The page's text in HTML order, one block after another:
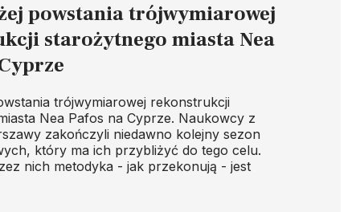
powstania trójwymiarowej
starożytnego miasta Nea
trójwymiarowej rekonstrukcji
Nea Pafos na Cyprze. Naukowcy z
zakończyli niedawno kolejny sezon
który ma ich przybliżyć do tego celu.
nich metodyka - jak przekonują - jest